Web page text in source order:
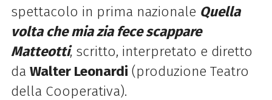
spettacolo in prima nazionale Quella
volta che mia zia fece scappare
Matteotti, scritto, interpretato e diretto
da Walter Leonardi (produzione Teatro
della Cooperativa).